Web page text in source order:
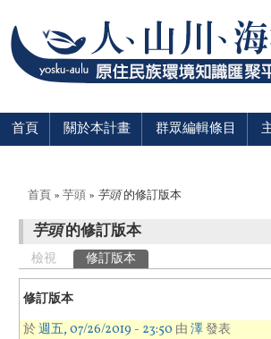
首頁 關於本計畫 群眾編輯條目
您在這裡
首頁 » 芋頭 » 芋頭的修訂版本
芋頭的修訂版本
主要索引標籤
檢視 修訂版本
修訂版本
於週五, 07/26/2019 - 23:50 由 澤發表